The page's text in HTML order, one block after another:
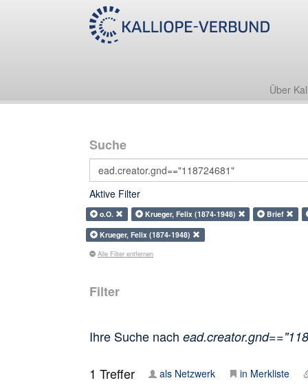
Über
Suche
Aktive Filter
o.O. Krueger, Felix (1874-1948)
Brief
Krueger, Felix (1874-1948)
Alle Filter entfernen
Filter
Ihre Suche nach
1 Treffer als Netzwerk in Merkliste